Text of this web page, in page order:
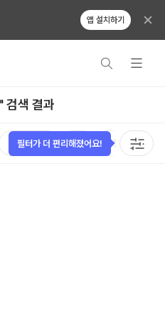
앱 설치하기
검색 결과
비비노점수 국가 용량 태그
필터가 더 편리해졌어요!